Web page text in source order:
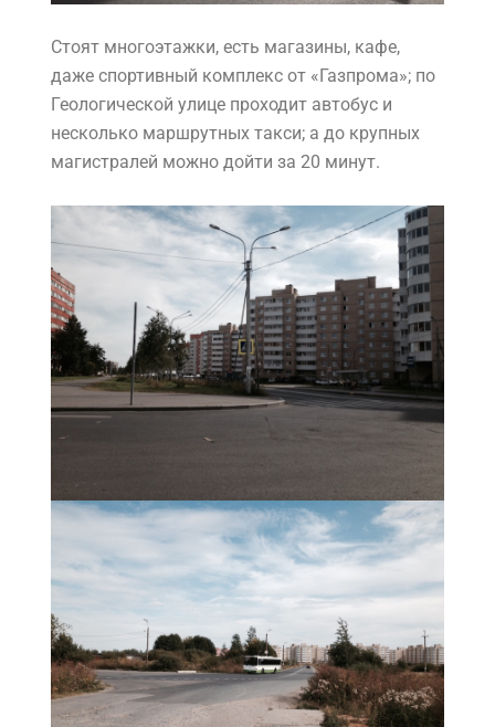
Стоят многоэтажки, есть магазины, кафе,
даже спортивный комплекс от «Газпрома»; по
Геологической улице проходит автобус и
несколько маршрутных такси; а до крупных
магистралей можно дойти за 20 минут.